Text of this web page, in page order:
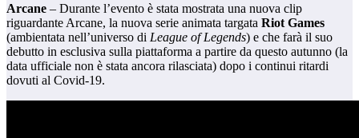
Arcane – Durante l’evento è stata mostrata una nuova clip
riguardante Arcane, la nuova serie animata targata Riot Games
(ambientata nell’universo di League of Legends) e che farà il suo
debutto in esclusiva sulla piattaforma a partire da questo autunno (la
data ufficiale non è stata ancora rilasciata) dopo i continui ritardi
dovuti al Covid-19.